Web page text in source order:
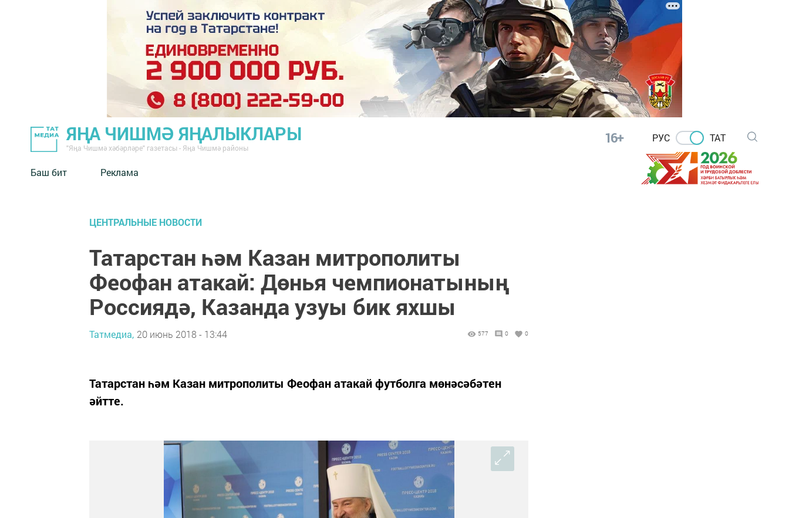
ЯҢА ЧИШМӘ ЯҢАЛЫКЛАРЫ
"Яңа Чишмә хәбәрләре" газетасы - Яңа Чишмә районы
16+ РУС ТАТ
Баш бит Реклама
ЦЕНТРАЛЬНЫЕ НОВОСТИ
Татарстан һәм Казан митрополиты
Феофан атакай: Дөнья чемпионатының
Россиядә, Казанда узуы бик яхшы
Татмедиа, 20 июнь 2018 - 13:44 577 0 0
Татарстан һәм Казан митрополиты Феофан атакай футболга мөнәсәбәтен
әйтте.